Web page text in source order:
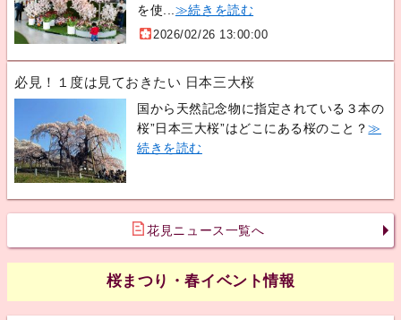
を使... ≫続きを読む
2026/02/26 13:00:00
必見！１度は見ておきたい 日本三大桜
国から天然記念物に指定されている３本の
桜”日本三大桜”はどこにある桜のこと？≫
続きを読む
花見ニュース一覧へ
桜まつり・春イベント情報